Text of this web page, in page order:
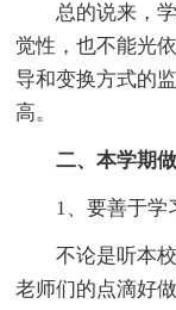
总的说来，学
觉性，也不能光
导和变换方式的
高。
二、本学期做
1、要善于学
不论是听本校
老师们的点滴好